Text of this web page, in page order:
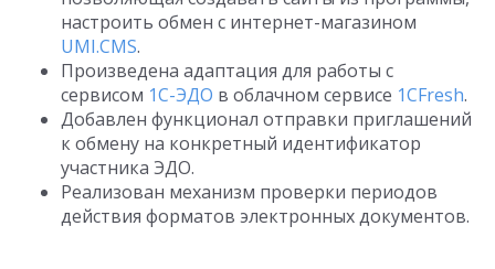
настроить обмен с интернет-магазином
UMI.CMS.
Произведена адаптация для работы с
сервисом 1С-ЭДО в облачном сервисе 1CFresh.
Добавлен функционал отправки приглашений
к обмену на конкретный идентификатор
участника ЭДО.
Реализован механизм проверки периодов
действия форматов электронных документов.